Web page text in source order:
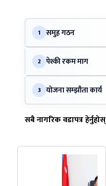
1 समुह गठन
2 पेश्की रकम माग
3 योजना सम्झौता कार्य
सबै नागरिक वडापत्र हेर्नुहोस्